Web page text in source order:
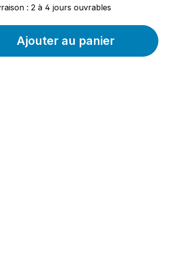
: 2 à 4 jours ouvrables
Ajouter au panier